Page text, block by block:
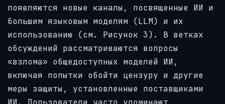
появляются новые каналы, посвященные ИИ и
большим языковым моделям (LLM) и их
использованию (см. Рисунок 3). В ветках
обсуждений рассматриваются вопросы
«взлома» общедоступных моделей ИИ,
включая попытки обойти цензуру и другие
меры защиты, установленные поставщиками